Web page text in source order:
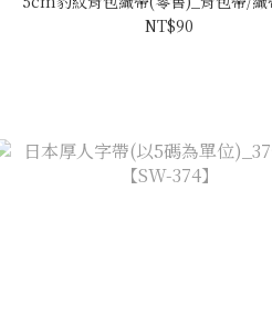
NT$90